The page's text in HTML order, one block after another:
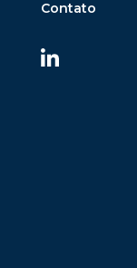
Contato